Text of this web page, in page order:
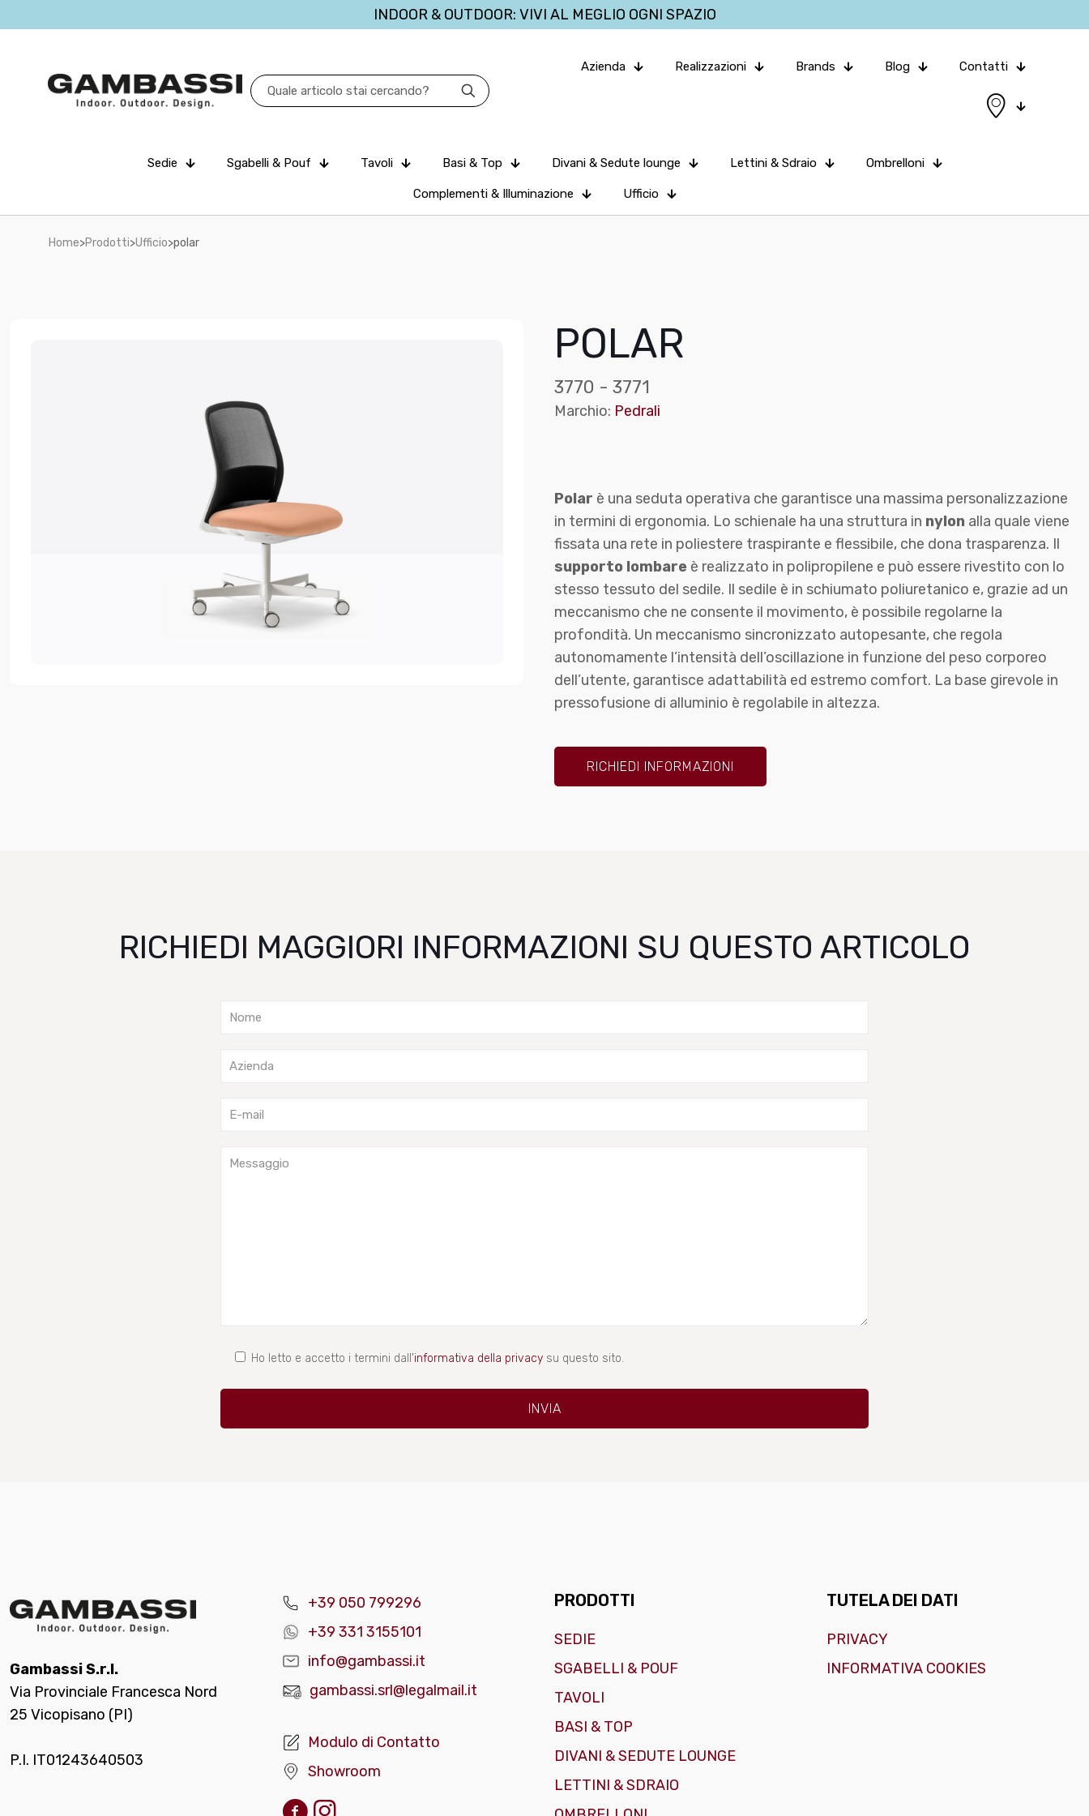
INDOOR & OUTDOOR: VIVI AL MEGLIO OGNI SPAZIO
Azienda Realizzazioni Brands Blog Contatti
Sedie Sgabelli & Pouf Tavoli Basi & Top Divani & Sedute lounge Lettini & Sdraio Ombrelloni
Complementi & Illuminazione Ufficio
Home>Prodotti>Ufficio>polar
POLAR
3770 - 3771
Marchio: Pedrali
Polar è una seduta operativa che garantisce una massima personalizzazione
in termini di ergonomia. Lo schienale ha una struttura in nylon alla quale viene
fissata una rete in poliestere traspirante e flessibile, che dona trasparenza. Il
supporto lombare è realizzato in polipropilene e può essere rivestito con lo
stesso tessuto del sedile. Il sedile è in schiumato poliuretanico e, grazie ad un
meccanismo che ne consente il movimento, è possibile regolarne la
profondità. Un meccanismo sincronizzato autopesante, che regola
autonomamente l’intensità dell’oscillazione in funzione del peso corporeo
dell’utente, garantisce adattabilità ed estremo comfort. La base girevole in
pressofusione di alluminio è regolabile in altezza.
RICHIEDI INFORMAZIONI
RICHIEDI MAGGIORI INFORMAZIONI SU QUESTO ARTICOLO
Ho letto e accetto i termini dall'informativa della privacy su questo sito.
Gambassi S.r.l.
Via Provinciale Francesca Nord
25 Vicopisano (PI)
P.I. IT01243640503
+39 050 799296
+39 331 3155101
info@gambassi.it
gambassi.srl@legalmail.it
Modulo di Contatto
Showroom
PRODOTTI
SEDIE
SGABELLI & POUF
TAVOLI
BASI & TOP
DIVANI & SEDUTE LOUNGE
LETTINI & SDRAIO
TUTELA DEI DATI
PRIVACY
INFORMATIVA COOKIES